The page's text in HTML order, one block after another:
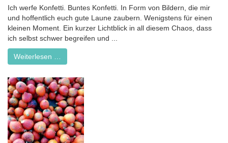
Ich werfe Konfetti. Buntes Konfetti. In Form von Bildern, die mir
und hoffentlich euch gute Laune zaubern. Wenigstens für einen
kleinen Moment. Ein kurzer Lichtblick in all diesem Chaos, dass
ich selbst schwer begreifen und ...
Weiterlesen …